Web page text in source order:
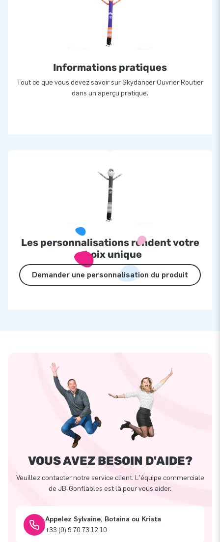
Informations pratiques
Tout ce que vous devez savoir sur Skydancer Ouvrier Routier
dans un aperçu pratique.
Les personnalisations rendent votre
choix unique
Demander une personnalisation du produit
VOUS AVEZ BESOIN D'AIDE?
Veuillez contacter notre service client. L'équipe commerciale
de JB-Gonflables est là pour vous aider.
Appelez Sylvaine, Botaina ou Krista
+33 (0) 9 70 73 12 10